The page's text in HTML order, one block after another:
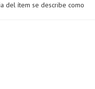
del ítem se describe como